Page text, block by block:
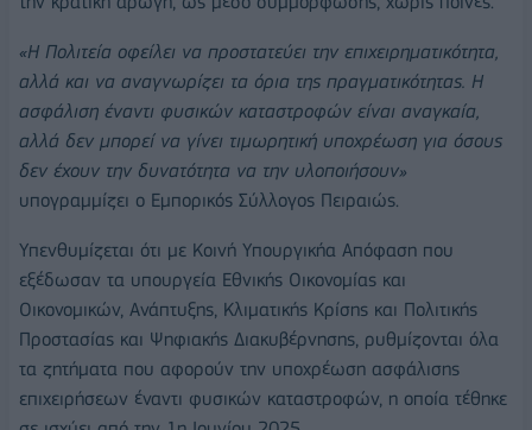
«Η Πολιτεία οφείλει να προστατεύει την επιχειρηματικότητα,
αλλά και να αναγνωρίζει τα όρια της πραγματικότητας. Η
ασφάλιση έναντι φυσικών καταστροφών είναι αναγκαία,
αλλά δεν μπορεί να γίνει τιμωρητική υποχρέωση για όσους
δεν έχουν την δυνατότητα να την υλοποιήσουν»
υπογραμμίζει ο Εμπορικός Σύλλογος Πειραιώς.
Υπενθυμίζεται ότι με Κοινή Υπουργικήα Απόφαση που
εξέδωσαν τα υπουργεία Εθνικής Οικονομίας και
Οικονομικών, Ανάπτυξης, Κλιματικής Κρίσης και Πολιτικής
Προστασίας και Ψηφιακής Διακυβέρνησης, ρυθμίζονται όλα
τα ζητήματα που αφορούν την υποχρέωση ασφάλισης
επιχειρήσεων έναντι φυσικών καταστροφών, η οποία τέθηκε